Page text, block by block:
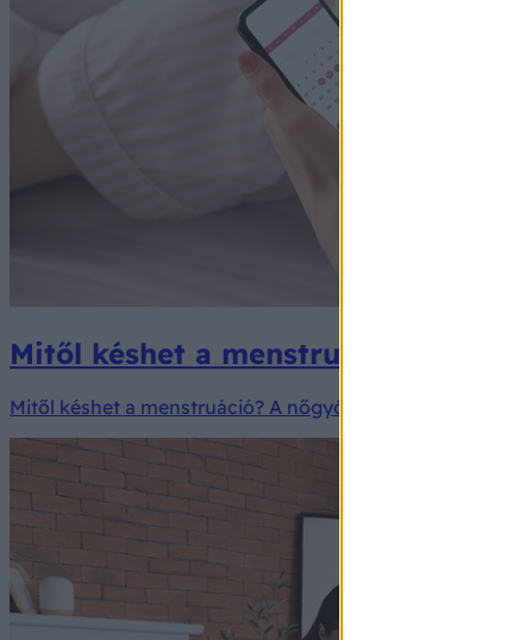
Mitől késhet a menstruációm?
Mitől késhet a menstruáció? A nőgyógyászok szerint